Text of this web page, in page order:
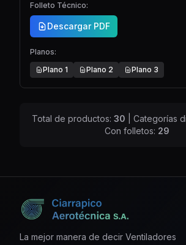
Folleto Técnico:
Descargar PDF
Planos:
Plano 1 Plano 2 Plano 3
Total de productos: 30 | Categorías
Con folletos: 29
La mejor manera de decir Ventiladores